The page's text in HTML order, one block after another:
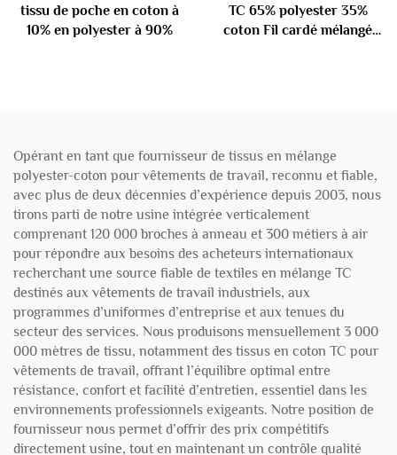
tissu de poche en coton à
10% en polyester à 90%
TC 65% polyester 35%
coton Fil cardé mélangé
Opérant en tant que fournisseur de tissus en mélange
polyester-coton pour vêtements de travail, reconnu et fiable,
avec plus de deux décennies d’expérience depuis 2003, nous
tirons parti de notre usine intégrée verticalement
comprenant 120 000 broches à anneau et 300 métiers à air
pour répondre aux besoins des acheteurs internationaux
recherchant une source fiable de textiles en mélange TC
destinés aux vêtements de travail industriels, aux
programmes d’uniformes d’entreprise et aux tenues du
secteur des services. Nous produisons mensuellement 3 000
000 mètres de tissu, notamment des tissus en coton TC pour
vêtements de travail, offrant l’équilibre optimal entre
résistance, confort et facilité d’entretien, essentiel dans les
environnements professionnels exigeants. Notre position de
fournisseur nous permet d’offrir des prix compétitifs
directement usine, tout en maintenant un contrôle qualité